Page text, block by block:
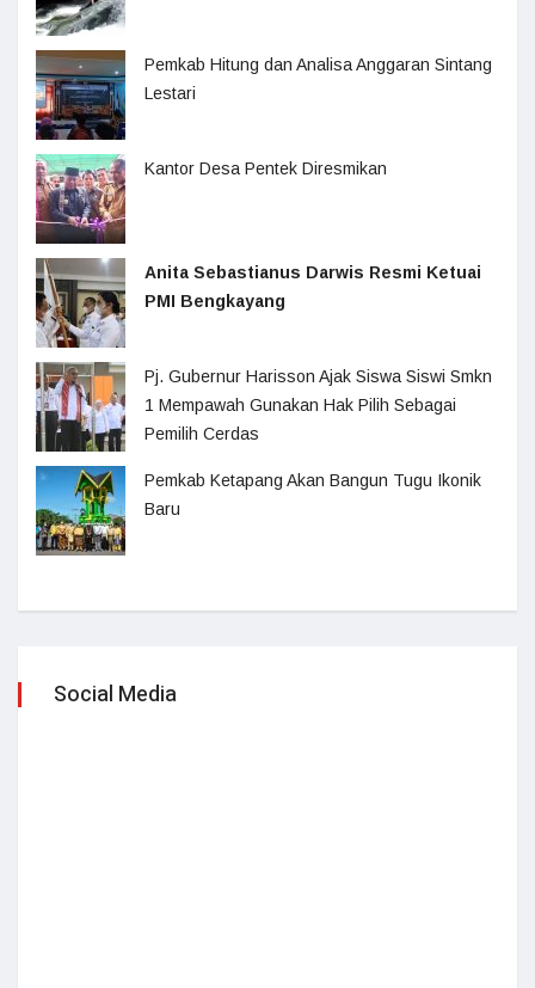
Pemkab Hitung dan Analisa Anggaran Sintang
Lestari
Kantor Desa Pentek Diresmikan
Anita Sebastianus Darwis Resmi Ketuai
PMI Bengkayang
Pj. Gubernur Harisson Ajak Siswa Siswi Smkn
1 Mempawah Gunakan Hak Pilih Sebagai
Pemilih Cerdas
Pemkab Ketapang Akan Bangun Tugu Ikonik
Baru
Social Media